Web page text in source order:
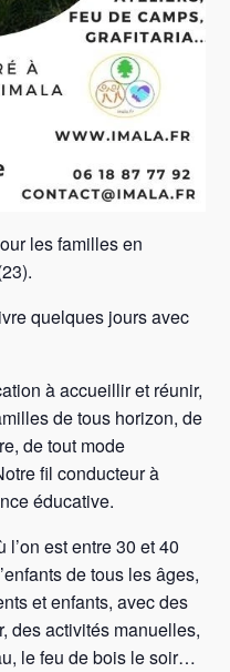
les familles en
quelques jours avec
à accueillir et réunir,
de tous horizon, de
de tout mode
fil conducteur à
éducative.
l’on est entre 30 et 40
de tous les âges,
et enfants, avec des
des activités manuelles,
le feu de bois le soir…